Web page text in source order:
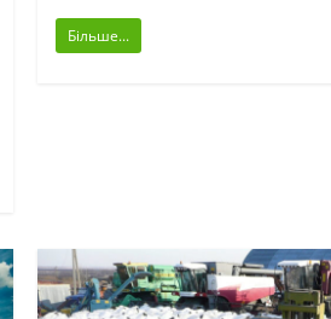
Більше...